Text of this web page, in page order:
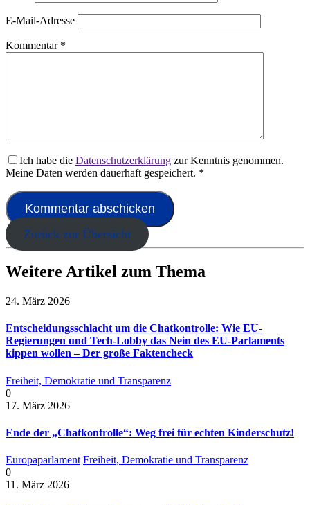
E-Mail-Adresse
Kommentar *
Ich habe die Datenschutzerklärung zur Kenntnis genommen.
Meine Daten werden dauerhaft gespeichert. *
Zurück zur Übersicht
Weitere Artikel zum Thema
24. März 2026
Entscheidungsschlacht um die Chatkontrolle: Wie EU-
Regierungen und Tech-Lobby das Nein des EU-Parlaments
kippen wollen – Der große Faktencheck
Freiheit, Demokratie und Transparenz
0
17. März 2026
Ende der „Chatkontrolle“: Weg frei für echten Kinderschutz!
Europaparlament Freiheit, Demokratie und Transparenz
0
11. März 2026